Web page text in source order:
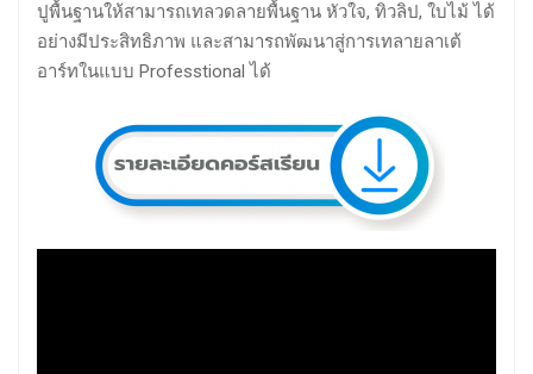
ปูพื้นฐานให้สามารถเทลวดลายพื้นฐาน หัวใจ, ทิวลิป, ใบไม้ ได้
อย่างมีประสิทธิภาพ และสามารถพัฒนาสู่การเทลายลาเต้
อาร์ทในแบบ Professtional ได้